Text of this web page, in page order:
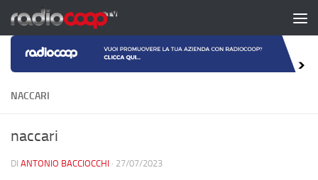
Salta al contenuto
NACCARI
naccari
DI ANTONIO BACCIOCCHI · 27/07/2023